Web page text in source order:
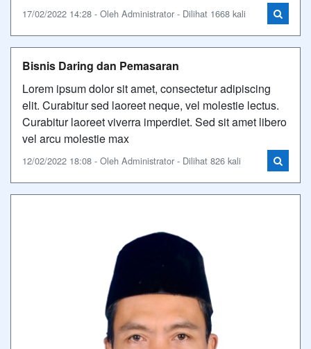
17/02/2022 14:28 - Oleh Administrator - Dilihat 1668 kali
Bisnis Daring dan Pemasaran
Lorem ipsum dolor sit amet, consectetur adipiscing
elit. Curabitur sed laoreet neque, vel molestie lectus.
Curabitur laoreet viverra imperdiet. Sed sit amet libero
vel arcu molestie max
12/02/2022 18:08 - Oleh Administrator - Dilihat 826 kali